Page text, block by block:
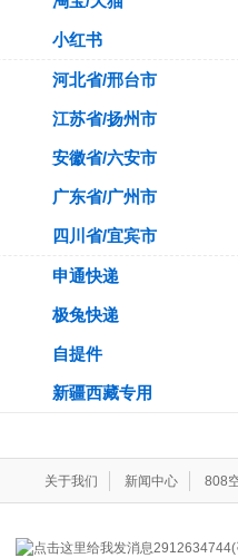
小红书
河北省/邢台市
江苏省/扬州市
安徽省/六安市
广东省/广州市
四川省/宜宾市
申通快递
极兔快递
自提件
新疆西藏专用
关于我们 新闻中心 808